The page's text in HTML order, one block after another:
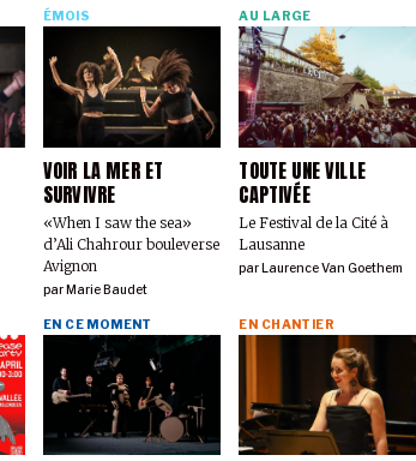
VOIR LA MER ET
SURVIVRE
«When I saw the sea»
d’Ali Chahrour bouleverse
Avignon
ÉMOIS
parMarie Baudet
TOUTE UNE VILLE
CAPTIVÉE
Le Festival de la Cité à
Lausanne
AU LARGE
parLaurence Van Goethem
EN CE MOMENT EN CHANTIER